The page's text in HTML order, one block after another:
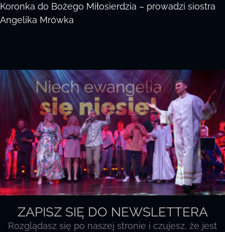
Koronka do Bożego Miłosierdzia – prowadzi siostra
Angelika Mrówka
ZAPISZ SIĘ DO NEWSLETTERA
Rozglądasz się po naszej stronie i czujesz, że jest